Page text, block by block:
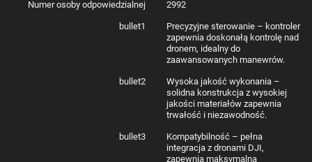
5,725-5,850 GHz;
*Częstotliwość robocza może się różnić w zależności od
Numer osoby odpowiedzialnej 2992
bullet1
Precyzyjne sterowanie – kontroler
zapewnia doskonałą kontrolę nad
dronem, idealny do
zaawansowanych manewrów.
bullet2
Wysoka jakość wykonania –
solidna konstrukcja z wysokiej
jakości materiałów zapewnia
trwałość i niezawodność.
bullet3
Kompatybilność – pełna
integracja z dronami DJI,
zapewnia maksymalną